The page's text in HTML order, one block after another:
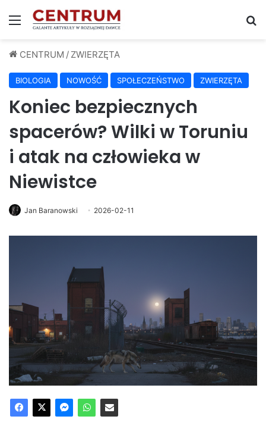
Menu
CENTRUM / ZWIERZĘTA
BIOLOGIA NOWOŚĆ SPOŁECZEŃSTWO ZWIERZĘTA
Koniec bezpiecznych
spacerów? Wilki w Toruniu
i atak na człowieka w
Niewistce
Jan Baranowski 2026-02-11